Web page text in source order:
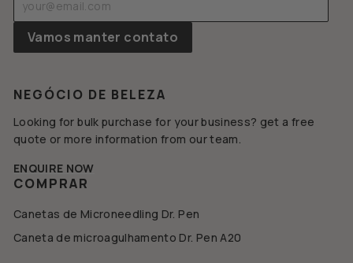
seu
mail
Vamos manter contato
NEGÓCIO DE BELEZA
Looking for bulk purchase for your business? get a free
quote or more information from our team.
ENQUIRE NOW
COMPRAR
Canetas de Microneedling Dr. Pen
Caneta de microagulhamento Dr. Pen A20